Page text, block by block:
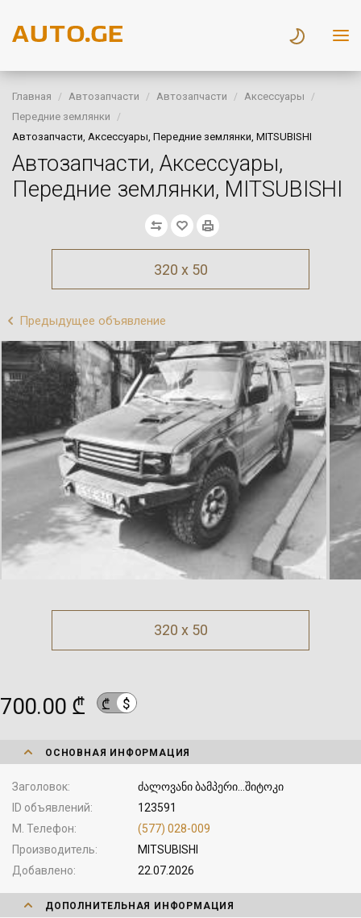
Главная Автозапчасти Автозапчасти
Аксессуары
Передние землянки
Автозапчасти, Аксессуары, Передние землянки, MITSUBISHI
Автозапчасти, Аксессуары,
Передние землянки, MITSUBISHI
320 x 50
Предыдущее объявление
320 x 50
700.00 ₾ ₾ $
ОСНОВНАЯ ИНФОРМАЦИЯ
Заголовок
ძალოვანი ბამპერი...შიტოკი
ID объявлений
123591
М. Телефон
(577) 028-009
Производитель
MITSUBISHI
Добавлено
22.07.2026
ДОПОЛНИТЕЛЬНАЯ ИНФОРМАЦИЯ